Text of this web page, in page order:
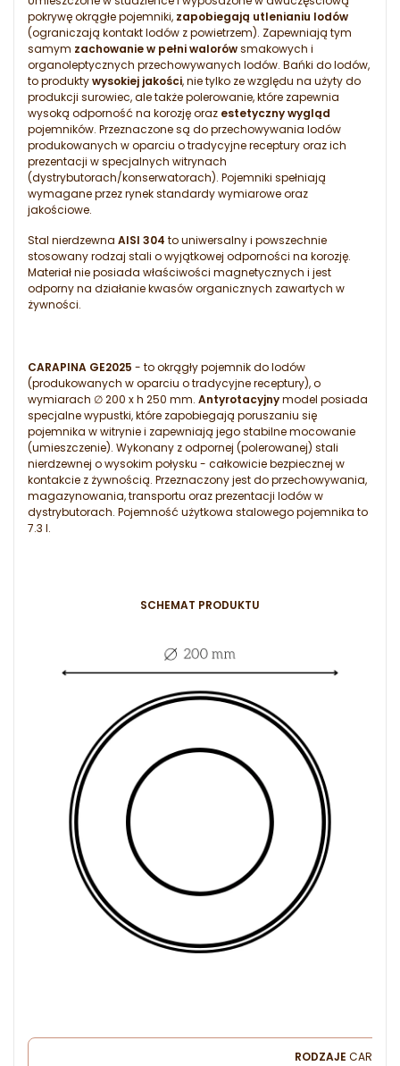
pokrywę okrągłe pojemniki, zapobiegają utlenianiu lodów
(ograniczają kontakt lodów z powietrzem). Zapewniają tym
samym zachowanie w pełni walorówsmakowych i
organoleptycznych przechowywanych lodów. Bańki do lodów,
to produktywysokiej jakości, nie tylko ze względu na użyty do
produkcji surowiec, ale także polerowanie, które zapewnia
wysoką odporność na korozję oraz estetyczny wygląd
pojemników. Przeznaczone są do przechowywania lodów
produkowanych w oparciu o tradycyjne receptury oraz ich
prezentacji w specjalnych witrynach
(dystrybutorach/konserwatorach). Pojemniki spełniają
wymagane przez rynek standardy wymiarowe oraz
jakościowe.
Stal nierdzewna AISI 304 to uniwersalny i powszechnie
stosowany rodzaj stali o wyjątkowej odporności na korozję.
Materiał nie posiada właściwości magnetycznych i jest
odporny na działanie kwasów organicznych zawartych w
żywności.
CARAPINA GE2025 - to okrągły pojemnik do lodów
(produkowanych w oparciu o tradycyjne receptury), o
wymiarach ∅ 200 x h 250 mm. Antyrotacyjnymodel posiada
specjalne wypustki, które zapobiegają poruszaniu się
pojemnika w witrynie i zapewniają jego stabilne mocowanie
(umieszczenie). Wykonany z odpornej (polerowanej) stali
nierdzewnej o wysokim połysku - całkowicie bezpiecznej w
kontakcie z żywnością. Przeznaczony jest do przechowywania,
magazynowania, transportu oraz prezentacji lodów w
dystrybutorach. Pojemność użytkowa stalowego pojemnika to
7.3 l.
SCHEMAT PRODUKTU
RODZAJE